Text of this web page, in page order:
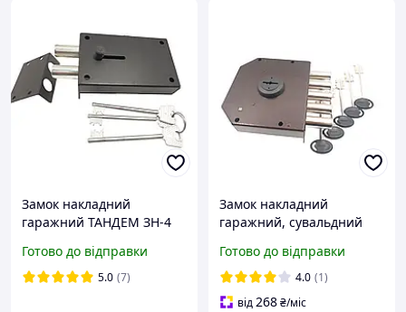
Замок накладний
гаражний ТАНДЕМ ЗН-4
Готово до відправки
5.0 (7)
Замок накладний
гаражний, сувальдний
Ельбор 06.51)
Готово до відправки
4.0 (1)
від268₴/міс